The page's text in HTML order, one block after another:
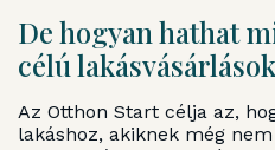
De hogyan hathat
célú
Az Otthon Start célja az,
lakáshoz, akiknek még